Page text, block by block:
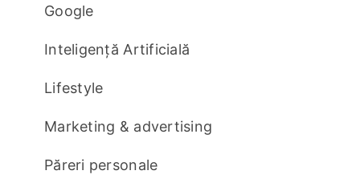
Google
Inteligență Artificială
Lifestyle
Marketing & advertising
Păreri personale